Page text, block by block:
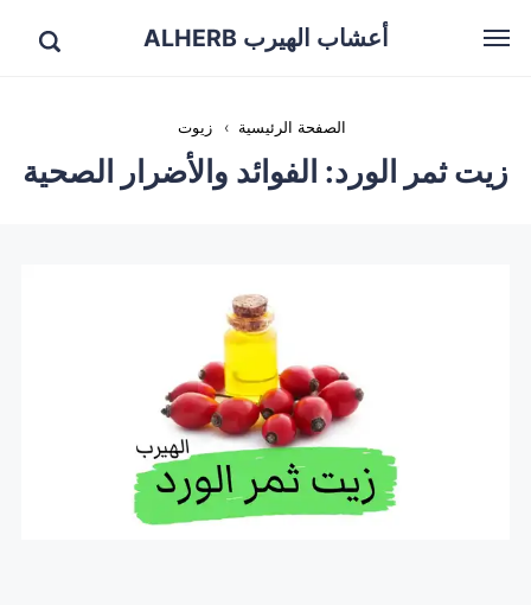
أعشاب الهيرب ALHERB
الصفحة الرئيسية › زيوت
زيت ثمر الورد: الفوائد والأضرار الصحية